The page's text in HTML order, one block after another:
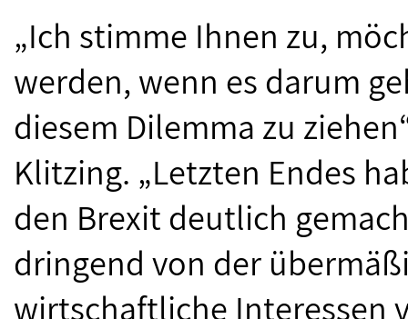
„Ich stimme Ihnen zu,
werden, wenn es darum
diesem Dilemma zu
Klitzing. „Letzten Endes
den Brexit deutlich
dringend von der
wirtschaftliche Interessen